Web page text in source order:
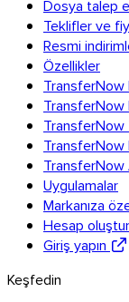
Dosya talep
Teklifler ve
Resmi
Özellikler
TransferNow
TransferNow
TransferNow
TransferNow
Uygulamalar
Markanıza
Hesap
Giriş yapın
Keşfedin